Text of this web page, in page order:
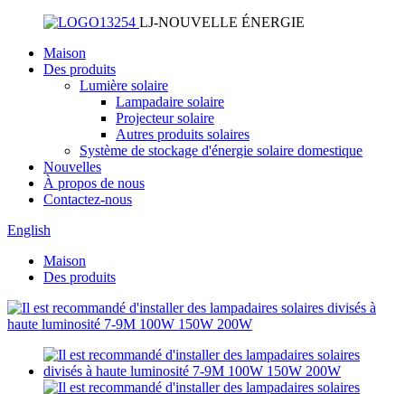
LJ-NOUVELLE ÉNERGIE
Maison
Des produits
Lumière solaire
Lampadaire solaire
Projecteur solaire
Autres produits solaires
Système de stockage d'énergie solaire domestique
Nouvelles
À propos de nous
Contactez-nous
English
Maison
Des produits